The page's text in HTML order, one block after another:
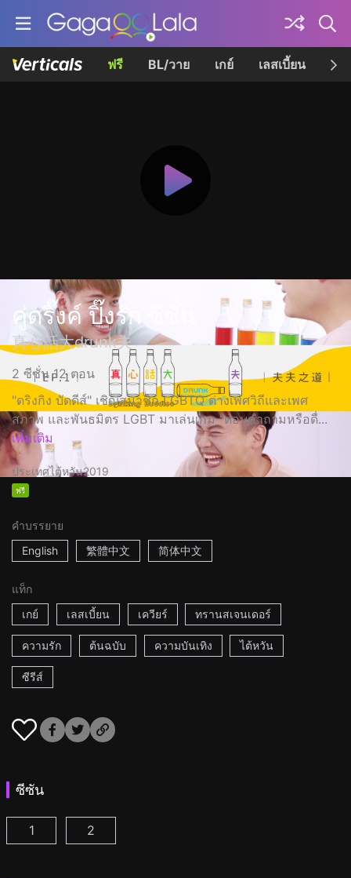
ฟรี BL/วาย เกย์ เลสเบี้ยน เค
คู่ดริ๊งค์ ปิ๊งรัก ซีซั่น
真心話大drunk夫
2 ซีซั่น 12 ตอน
"ดริงกิง บัดดีส์" เชิญสมาชิก LGBTQ ต่างเพศวิถีและเพศ
สภาพ และพันธมิตร LGBT มาเล่นเกม "ตอบคำถามหรือดื่...
เพิ่มเติม
ประเทศไต้หวัน2019
ฟรี
คำบรรยาย
English
繁體中文 简体中文
แท็ก
เกย์
เลสเบี้ยน เควียร์ ทรานสเจนเดอร์
ความรัก ต้นฉบับ ความบันเทิง ไต้หวัน
ซีรีส์
ซีซัน
คู่ดริ๊งค์ ปิ๊งรัก ซีซั่น 1 ตอน 1
1 คู่ดริ๊งค์ ปิ๊งรัก ซีซั่น 2 ตอน 1
2